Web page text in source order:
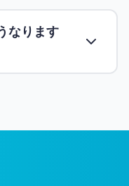
なります